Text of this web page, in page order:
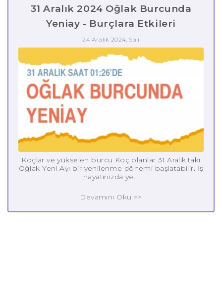
31 Aralık 2024 Oğlak Burcunda
Yeniay - Burçlara Etkileri
24 Aralık 2024, Salı
Koçlar ve yükselen burcu Koç olanlar 31 Aralık'taki
Oğlak Yeni Ayı bir yenilenme dönemi başlatabilir. İş
hayatınızda ye...
Devamını Oku >>